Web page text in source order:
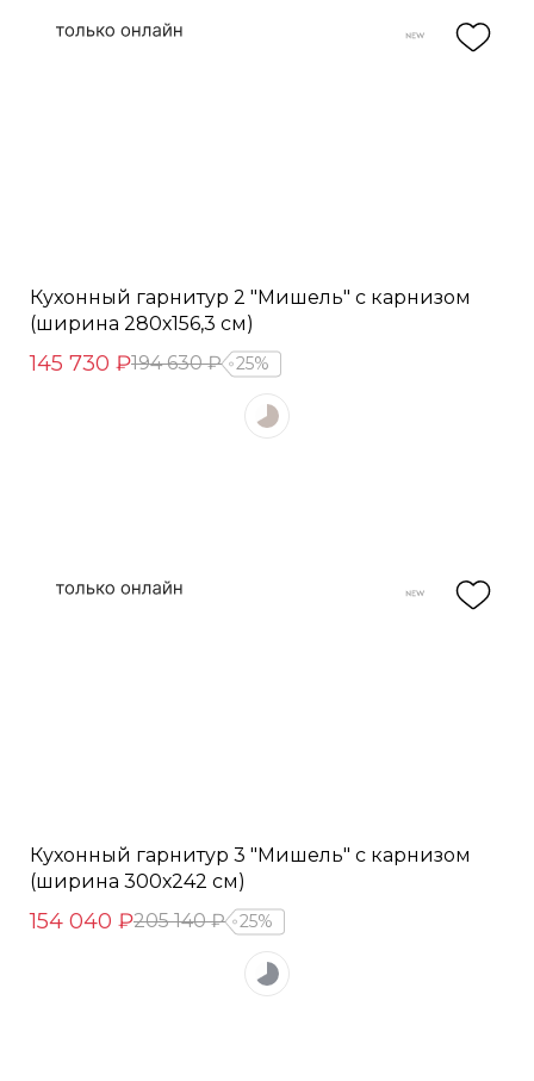
Кухонный гарнитур 2 "Мишель" с карнизом
(ширина 280х156,3 см)
145 730 ₽194 630 ₽ 25%
Кухонный гарнитур 3 "Мишель" с карнизом
(ширина 300х242 см)
154 040 ₽205 140 ₽ 25%